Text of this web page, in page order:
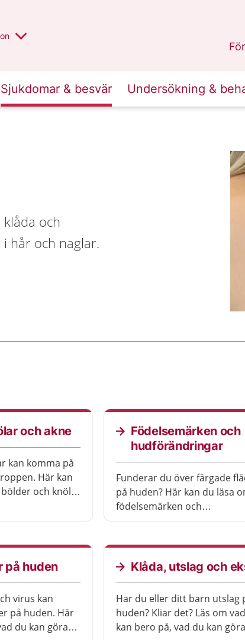
region
Sjukdomar & besvär Undersökning &
och
hår och naglar.
och akne
kan komma på
Här kan
och knölar
Födelsemärken och
hudförändringar
Funderar du över färgade
på huden? Här kan du läsa
födelsemärken och
på huden
virus kan
på huden. Här
du kan göra
Klåda, utslag och
Har du eller ditt barn utslag
huden? Kliar det? Läs om
kan bero på, vad du kan